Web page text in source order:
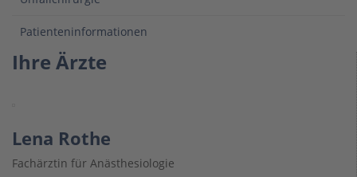
Patienteninformationen
Ihre Ärzte
Lena Rothe
Fachärztin für Anästhesiologie